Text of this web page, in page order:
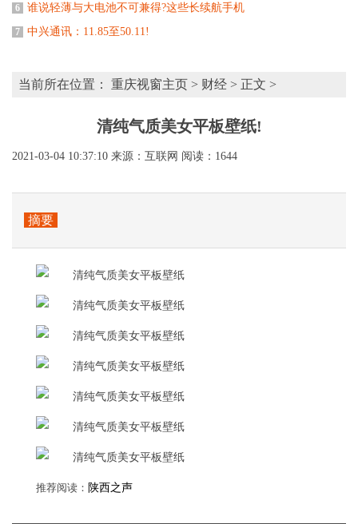
6 谁说轻薄与大电池不可兼得?这些长续航手机
7 中兴通讯：11.85至50.11!
当前所在位置： 重庆视窗主页 > 财经 > 正文 >
清纯气质美女平板壁纸!
2021-03-04 10:37:10 来源：互联网 阅读：1644
摘要
推荐阅读： 陕西之声